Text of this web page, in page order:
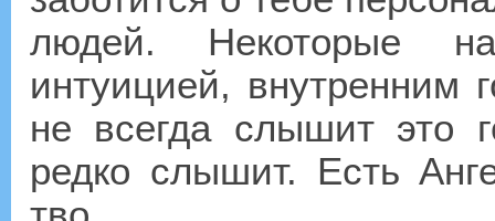
людей. Некоторые
интуицией, внутренним
не всегда слышит это
редко слышит. Есть